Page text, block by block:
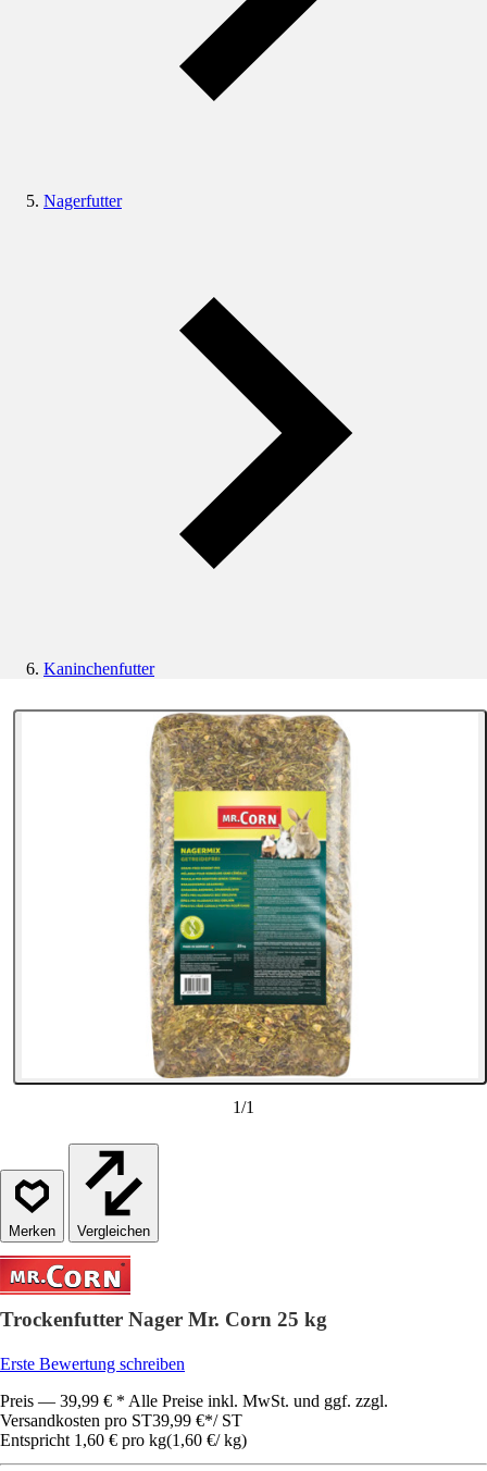
Nagerfutter
Kaninchenfutter
1/1
Vergleichen
Trockenfutter Nager Mr. Corn 25 kg
Erste Bewertung schreiben
Preis — 39,99 € * Alle Preise inkl. MwSt. und ggf. zzgl.
Versandkosten pro ST39,99 €*/ ST
Entspricht 1,60 € pro kg(1,60 €/ kg)